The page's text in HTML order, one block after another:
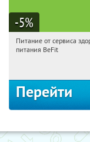
-5%
05:53:32
Питание от сервиса
питания BeFit
Перейти